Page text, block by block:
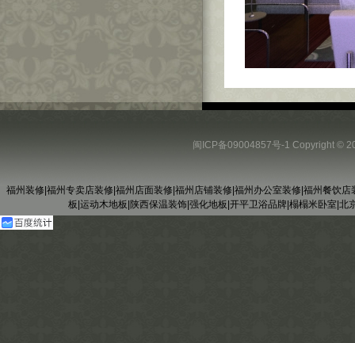
闽ICP备09004857号-1 Copyright ©
福州装修 福州专卖店装修 福州店面装修 福州店铺装修 福州办公室装修 福州餐饮店
板 运动木地板 陕西保温装饰| 强化地板 开平卫浴品牌| 榻榻米卧室| 北